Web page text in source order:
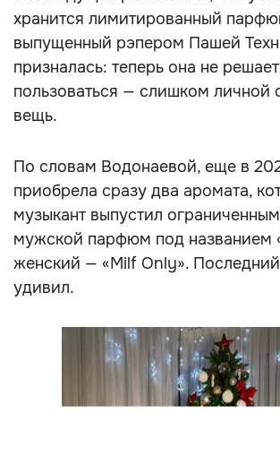
хранится лимитированный
выпущенный рэпером Пашей
призналась: теперь она не
пользоваться — слишком личной
вещь.
По словам Водонаевой, еще в
приобрела сразу два аромата,
музыкант выпустил
мужской парфюм под названием
женский — «Milf Only».
удивил.